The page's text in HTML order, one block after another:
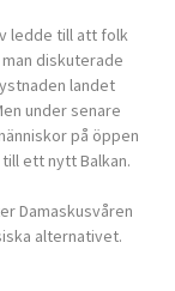
ledde till att folk
diskuterade
landet
under senare
på öppen
ett nytt Balkan.
Damaskusvåren
alternativet.